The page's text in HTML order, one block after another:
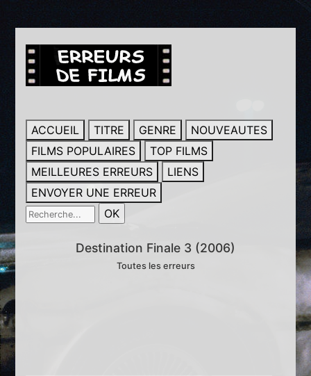
ACCUEIL TITRE GENRE
NOUVEAUTES
FILMS POPULAIRES
TOP FILMS
MEILLEURES ERREURS
LIENS
ENVOYER UNE ERREUR
Destination Finale 3 (2006)
Toutes les erreurs